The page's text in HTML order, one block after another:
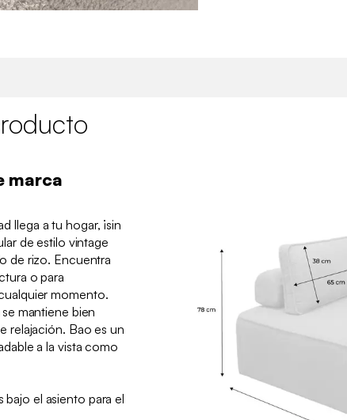
marca
llega a tu hogar, ¡sin
de estilo vintage
de rizo. Encuentra
o para
momento.
mantiene bien
relajación. Bao es un
a la vista como
el asiento para el